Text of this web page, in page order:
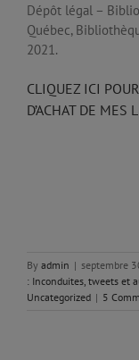
Dépôt légal –
Québec,
2021.
CLIQUEZ ICI
D’ACHAT DE MES
By admin | septembre
: Inconduites, tweets et
Uncategorized | 5